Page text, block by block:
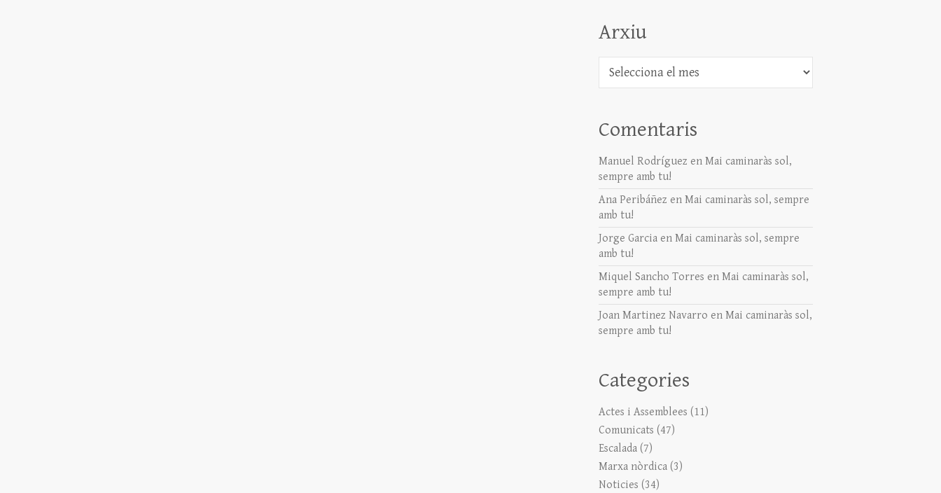
Arxiu
Arxiu
Comentaris
Manuel Rodríguez enMai caminaràs sol,
sempre amb tu!
Ana Peribáñez enMai caminaràs sol, sempre
amb tu!
Jorge Garcia enMai caminaràs sol, sempre
amb tu!
Miquel Sancho Torres enMai caminaràs sol,
sempre amb tu!
Joan Martinez Navarro enMai caminaràs sol,
sempre amb tu!
Categories
Actes i Assemblees (11)
Comunicats (47)
Escalada (7)
Marxa nòrdica (3)
Noticies (34)